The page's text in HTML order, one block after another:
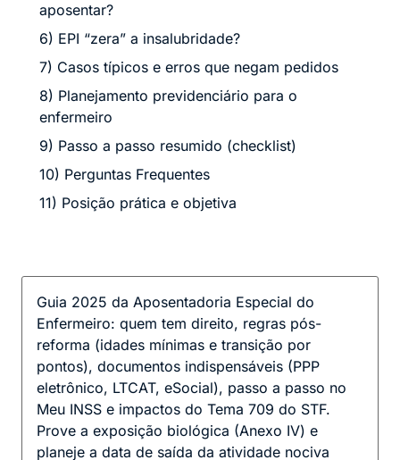
aposentar?
6) EPI “zera” a insalubridade?
7) Casos típicos e erros que negam pedidos
8) Planejamento previdenciário para o
enfermeiro
9) Passo a passo resumido (checklist)
10) Perguntas Frequentes
11) Posição prática e objetiva
Guia 2025 da Aposentadoria Especial do
Enfermeiro: quem tem direito, regras pós-
reforma (idades mínimas e transição por
pontos), documentos indispensáveis (PPP
eletrônico, LTCAT, eSocial), passo a passo no
Meu INSS e impactos do Tema 709 do STF.
Prove a exposição biológica (Anexo IV) e
planeje a data de saída da atividade nociva